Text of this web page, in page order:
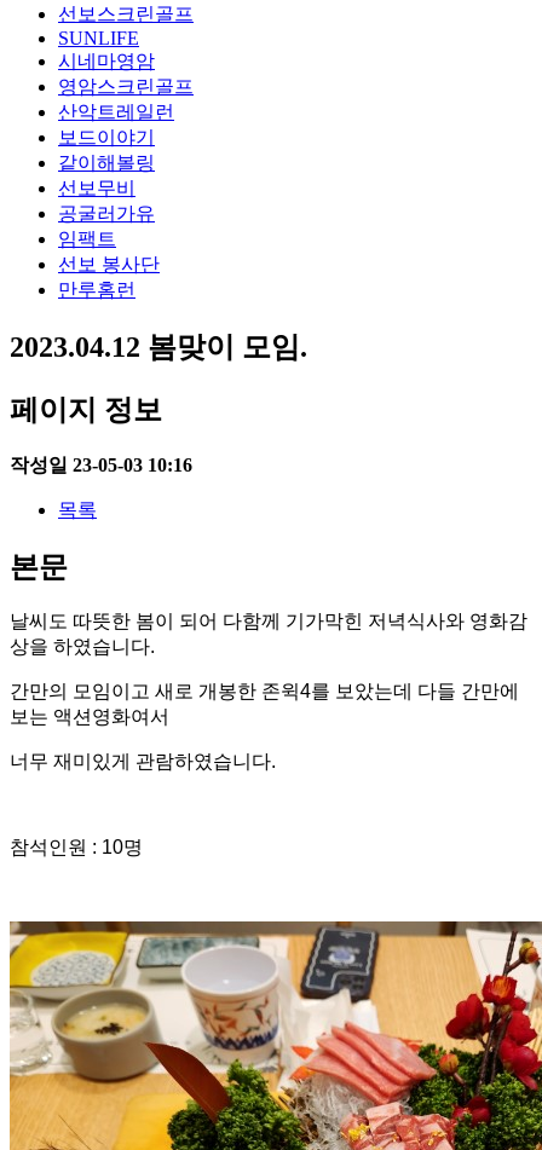
선보스크린골프
SUNLIFE
시네마영암
영암스크린골프
산악트레일런
보드이야기
같이해볼링
선보무비
공굴러가유
임팩트
선보 봉사단
만루홈런
2023.04.12 봄맞이 모임.
페이지 정보
작성일 23-05-03 10:16
목록
본문
​날씨도 따뜻한 봄이 되어 다함께 기가막힌 저녁식사와 영화감
상을 하였습니다.
간만의 모임이고 새로 개봉한 존윅4를 보았는데 다들 간만에
보는 액션영화여서
너무 재미있게 관람하였습니다.
참석인원 : 10명